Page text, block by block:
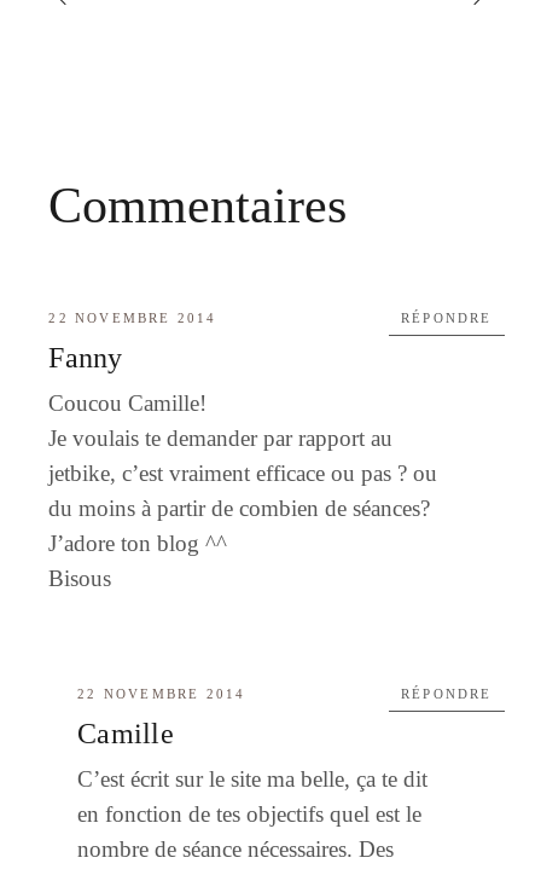
Commentaires
22 NOVEMBRE 2014
Fanny
Coucou Camille!
Je voulais te demander par rapport au
jetbike, c’est vraiment efficace ou pas ? ou
du moins à partir de combien de séances?
J’adore ton blog ^^
Bisous
RÉPONDRE
22 NOVEMBRE 2014
Camille
C’est écrit sur le site ma belle, ça te dit
en fonction de tes objectifs quel est le
nombre de séance nécessaires. Des
RÉPONDRE